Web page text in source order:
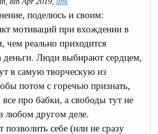
поделюсь и своим:
мотиваций при вхождении в
чем реально приходится
деньги. Люди выбирают сердцем,
в самую творческую из
потом с горечью признать,
все про бабки, а свободы тут не
любом другом деле.
позволить себе (или не сразу